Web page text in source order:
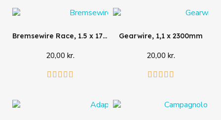
Bremsewire Race, 1.5 x 1700mm
20,00 kr.
    
Gearwire, 1,1 x 2300mm
20,00 kr.
    